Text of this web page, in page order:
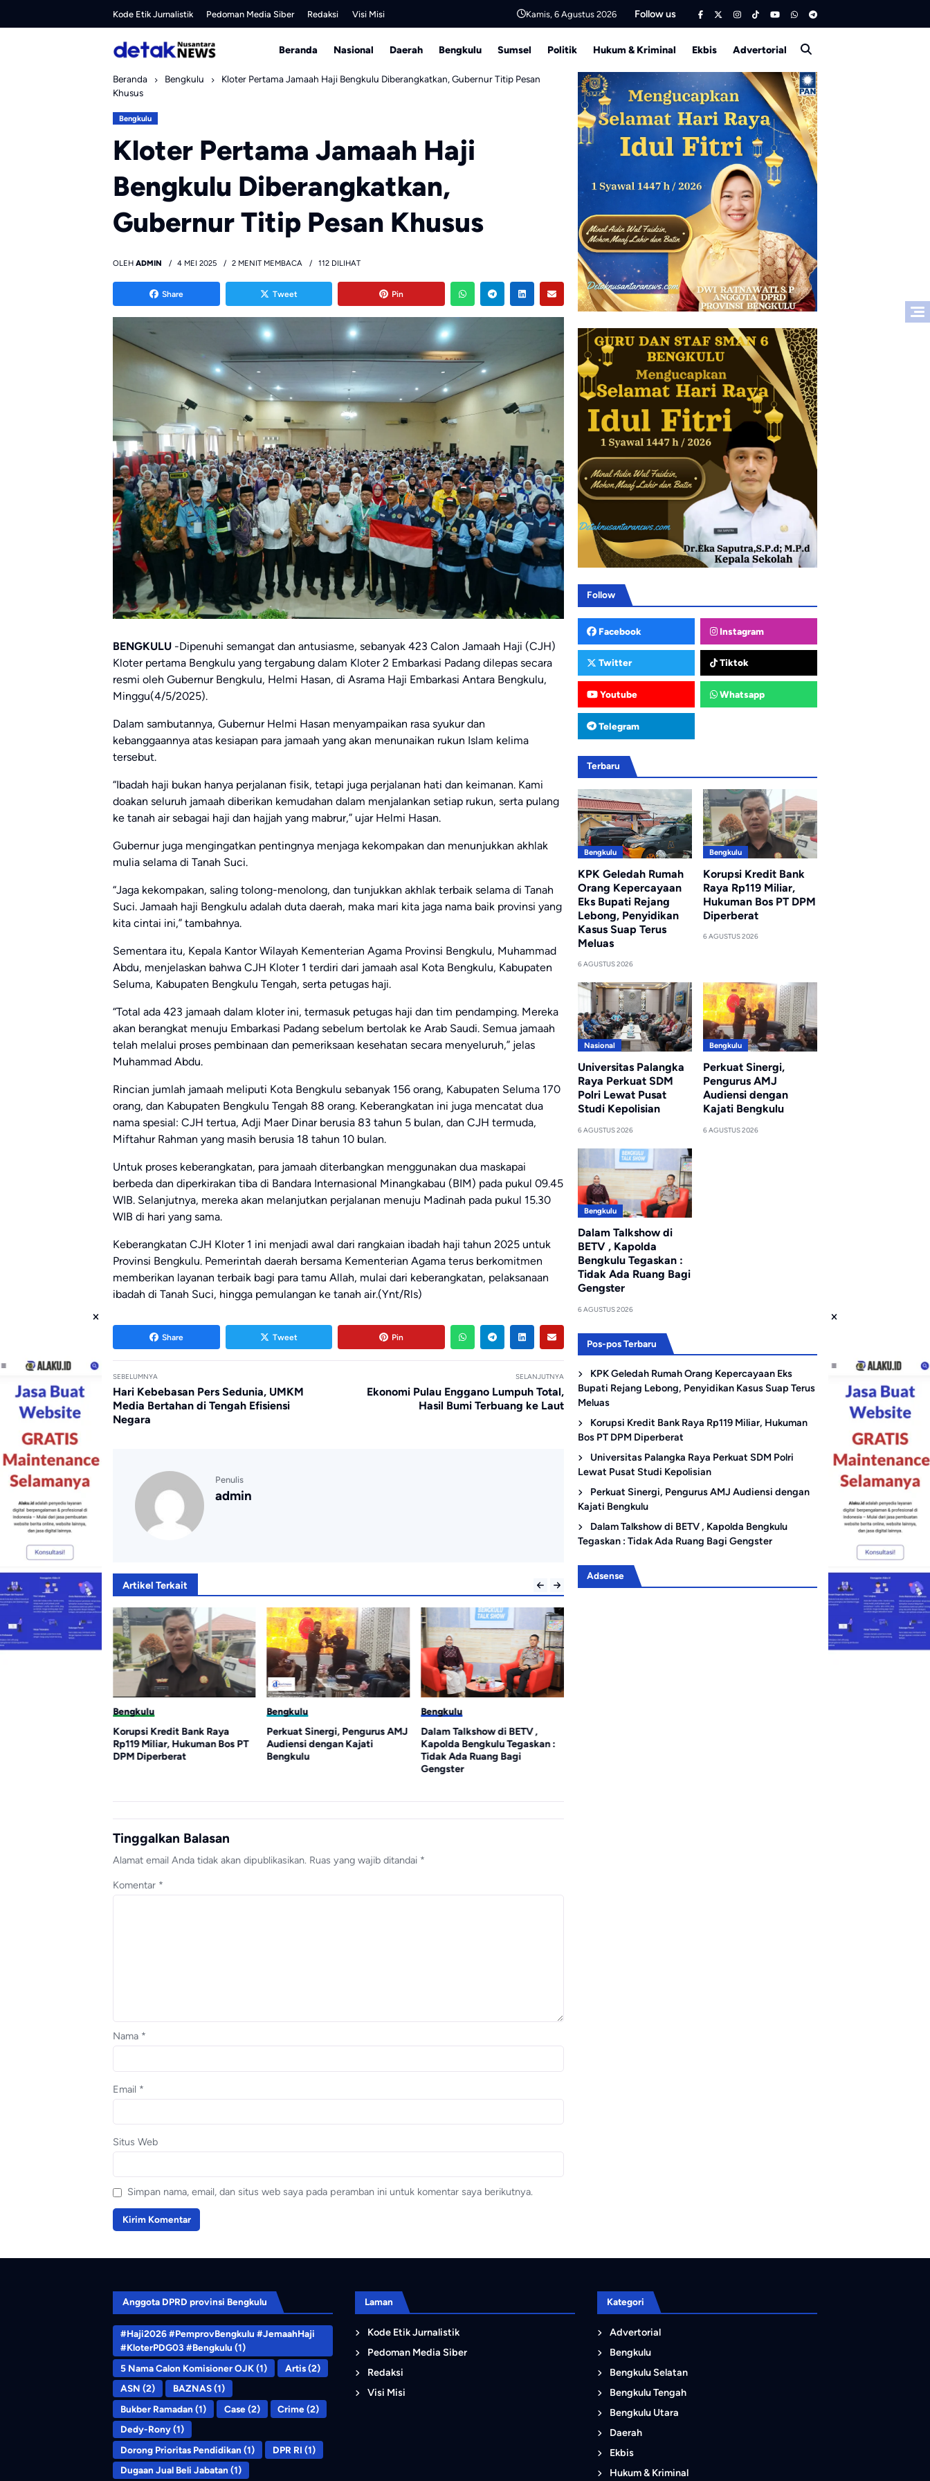
Kode Etik Jurnalistik Pedoman Media Siber Redaksi Visi Misi Kamis, 6 Agustus 2026 Follow us
Beranda Nasional Daerah Bengkulu Sumsel Politik Hukum & Kriminal Ekbis Advertorial
Beranda Bengkulu
Kloter Pertama Jamaah Haji Bengkulu Diberangkatkan, Gubernur Titip Pesan
Khusus
Bengkulu
Kloter Pertama Jamaah Haji
Bengkulu Diberangkatkan,
Gubernur Titip Pesan Khusus
OLEH ADMIN 4 MEI 2025 2 MENIT MEMBACA 112 DILIHAT
Share Tweet Pin
BENGKULU -Dipenuhi semangat dan antusiasme, sebanyak 423 Calon Jamaah Haji (CJH)
Kloter pertama Bengkulu yang tergabung dalam Kloter 2 Embarkasi Padang dilepas secara
resmi oleh Gubernur Bengkulu, Helmi Hasan, di Asrama Haji Embarkasi Antara Bengkulu,
Minggu(4/5/2025).
Dalam sambutannya, Gubernur Helmi Hasan menyampaikan rasa syukur dan
kebanggaannya atas kesiapan para jamaah yang akan menunaikan rukun Islam kelima
tersebut.
“Ibadah haji bukan hanya perjalanan fisik, tetapi juga perjalanan hati dan keimanan. Kami
doakan seluruh jamaah diberikan kemudahan dalam menjalankan setiap rukun, serta pulang
ke tanah air sebagai haji dan hajjah yang mabrur,” ujar Helmi Hasan.
Gubernur juga mengingatkan pentingnya menjaga kekompakan dan menunjukkan akhlak
mulia selama di Tanah Suci.
“Jaga kekompakan, saling tolong-menolong, dan tunjukkan akhlak terbaik selama di Tanah
Suci. Jamaah haji Bengkulu adalah duta daerah, maka mari kita jaga nama baik provinsi yang
kita cintai ini,” tambahnya.
Sementara itu, Kepala Kantor Wilayah Kementerian Agama Provinsi Bengkulu, Muhammad
Abdu, menjelaskan bahwa CJH Kloter 1 terdiri dari jamaah asal Kota Bengkulu, Kabupaten
Seluma, Kabupaten Bengkulu Tengah, serta petugas haji.
“Total ada 423 jamaah dalam kloter ini, termasuk petugas haji dan tim pendamping. Mereka
akan berangkat menuju Embarkasi Padang sebelum bertolak ke Arab Saudi. Semua jamaah
telah melalui proses pembinaan dan pemeriksaan kesehatan secara menyeluruh,” jelas
Muhammad Abdu.
Rincian jumlah jamaah meliputi Kota Bengkulu sebanyak 156 orang, Kabupaten Seluma 170
orang, dan Kabupaten Bengkulu Tengah 88 orang. Keberangkatan ini juga mencatat dua
nama spesial: CJH tertua, Adji Maer Dinar berusia 83 tahun 5 bulan, dan CJH termuda,
Miftahur Rahman yang masih berusia 18 tahun 10 bulan.
Untuk proses keberangkatan, para jamaah diterbangkan menggunakan dua maskapai
berbeda dan diperkirakan tiba di Bandara Internasional Minangkabau (BIM) pada pukul 09.45
WIB. Selanjutnya, mereka akan melanjutkan perjalanan menuju Madinah pada pukul 15.30
WIB di hari yang sama.
Keberangkatan CJH Kloter 1 ini menjadi awal dari rangkaian ibadah haji tahun 2025 untuk
Provinsi Bengkulu. Pemerintah daerah bersama Kementerian Agama terus berkomitmen
memberikan layanan terbaik bagi para tamu Allah, mulai dari keberangkatan, pelaksanaan
ibadah di Tanah Suci, hingga pemulangan ke tanah air.(Ynt/Rls)
Share Tweet Pin
SEBELUMNYA
Hari Kebebasan Pers Sedunia, UMKM
Media Bertahan di Tengah Efisiensi
Negara
SELANJUTNYA
Ekonomi Pulau Enggano Lumpuh Total,
Hasil Bumi Terbuang ke Laut
Penulis
admin
Artikel Terkait
Kredit Bank Raya
Miliar, Hukuman Bos PT
Bengkulu
Perkuat Sinergi, Pengurus AMJ
Audiensi dengan Kajati
Bengkulu
Bengkulu
Dalam Talkshow di BETV ,
Kapolda Bengkulu Tegaskan :
Tidak Ada Ruang Bagi
Bengkulu
Lewat Podcast Tribun
Bengkulu, Kapolda Bengkulu
Paparkan Komitmen
Mewujudkan Polri yang
Tinggalkan Balasan
Alamat email Anda tidak akan dipublikasikan. Ruas yang wajib ditandai *
Komentar *
Nama *
Email *
Situs Web
Simpan nama, email, dan situs web saya pada peramban ini untuk komentar saya berikutnya.
Follow
Facebook Instagram
Twitter Tiktok
Youtube Whatsapp
Telegram
Terbaru
Bengkulu
KPK Geledah Rumah
Orang Kepercayaan
Eks Bupati Rejang
Lebong, Penyidikan
Kasus Suap Terus
Meluas
6 AGUSTUS 2026
Bengkulu
Korupsi Kredit Bank
Raya Rp119 Miliar,
Hukuman Bos PT DPM
Diperberat
6 AGUSTUS 2026
Nasional
Universitas Palangka
Raya Perkuat SDM
Polri Lewat Pusat
Studi Kepolisian
6 AGUSTUS 2026
Bengkulu
Perkuat Sinergi,
Pengurus AMJ
Audiensi dengan
Kajati Bengkulu
6 AGUSTUS 2026
Bengkulu
Dalam Talkshow di
BETV , Kapolda
Bengkulu Tegaskan :
Tidak Ada Ruang Bagi
Gengster
6 AGUSTUS 2026
Pos-pos Terbaru
KPK Geledah Rumah Orang Kepercayaan Eks
Bupati Rejang Lebong, Penyidikan Kasus Suap Terus
Meluas
Korupsi Kredit Bank Raya Rp119 Miliar, Hukuman
Bos PT DPM Diperberat
Universitas Palangka Raya Perkuat SDM Polri
Lewat Pusat Studi Kepolisian
Perkuat Sinergi, Pengurus AMJ Audiensi dengan
Kajati Bengkulu
Dalam Talkshow di BETV , Kapolda Bengkulu
Tegaskan : Tidak Ada Ruang Bagi Gengster
Adsense
Anggota DPRD provinsi Bengkulu
#Haji2026 #PemprovBengkulu #JemaahHaji
#KloterPDG03 #Bengkulu (1)
5 Nama Calon Komisioner OJK(1) Artis(2)
ASN (2) BAZNAS(1)
Bukber Ramadan (1) Case(2) Crime(2)
Dedy-Rony(1)
Dorong Prioritas Pendidikan (1) DPR RI (1)
Dugaan Jual Beli Jabatan (1)
Laman
Kode Etik Jurnalistik
Pedoman Media Siber
Redaksi
Visi Misi
Kategori
Advertorial
Bengkulu
Bengkulu Selatan
Bengkulu Tengah
Bengkulu Utara
Daerah
Ekbis
Hukum & Kriminal